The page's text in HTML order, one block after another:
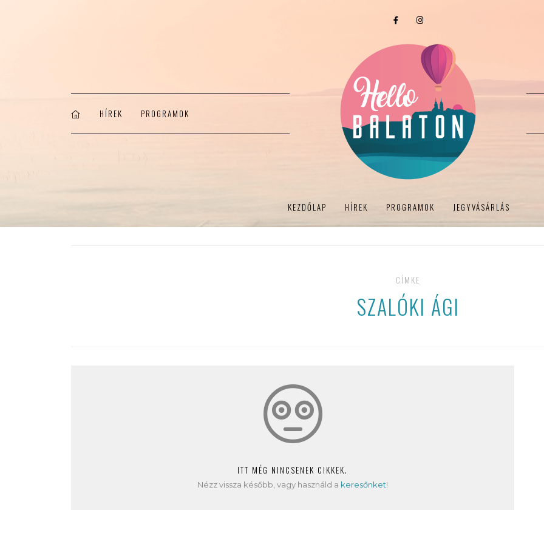
HÍREK PROGRAMOK
KEZDŐLAP HÍREK PROGRAMOK JEGYVÁSÁRLÁS
CÍMKE
SZALÓKI ÁGI
ITT MÉG NINCSENEK CIKKEK.
Nézz vissza később, vagy használd a keresőnket!